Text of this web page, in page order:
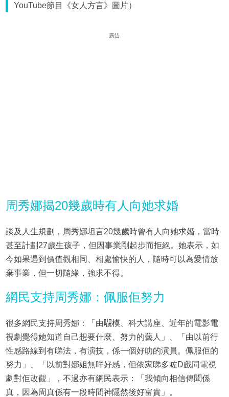
YouTube節目《女人方言》圖片）
廣告
周秀娜揭20幾歲時有人向她求婚
談及人生規劃，周秀娜坦言20幾歲時曾有人向她求婚，當時
甚至計劃27歲生孩子，但因事業剛起步而拒絕。她表示，如
今如果遇到價值觀相同、相處愉快的人，隨時可以為愛情放
棄事業，但一切隨緣，強求不得。
網民支持周秀娜：佩服佢努力
很多網民支持周秀娜：「由𡃁模、科大講座、近年的電影電
視劇覺得她知道自己想要什麼、努力的藝人」、「由以前行
性感路線到有睇法，有演技，係一個好叻的演員。佩服佢的
努力」、「以前對娜姐無咩好感，但依家睇多咗D戲同電視
劇對佢改觀」，不過亦有網民表示：「我傾向相信傳聞係
真，因為周真係有一段時間神隱然後好富貴」。